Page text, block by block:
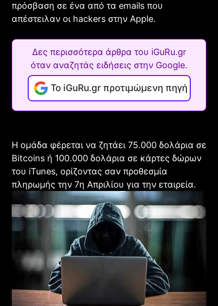
πρόσβαση σε ένα από τα emails που
απέστειλαν οι hackers στην Αpple.
Δες περισσότερα άρθρα του iGuRu.gr
όταν αναζητάς ειδήσεις στην Google.
Το iGuRu.gr προτιμώμενη πηγή
Η ομάδα φέρεται να ζητάει 75.000 δολάρια σε
Bitcoins ή 100.000 δολάρια σε κάρτες δώρων
του iTunes, ορίζοντας σαν προθεσμία
πληρωμής την 7η Απριλίου για την εταιρεία.